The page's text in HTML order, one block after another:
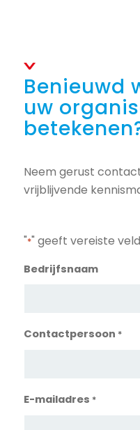
Benieuwd
uw
Neem gerust
vrijblijvende
"*" geeft vereiste
Bedrijfsnaam
Contactpersoon *
E-mailadres *